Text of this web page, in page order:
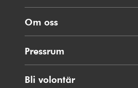
Om oss
Pressrum
Bli volontär